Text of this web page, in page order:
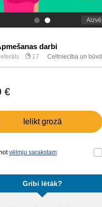
.
darbi
17 Celtniecība un
€
Ielikt grozā
vēlmju sarakstam
Gribi lētāk?